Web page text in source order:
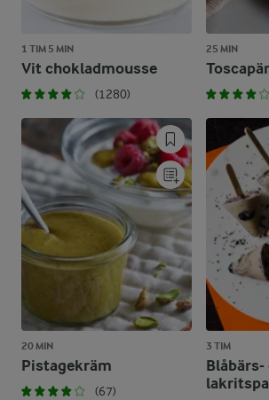
1 TIM 5 MIN
Vit chokladmousse
(1280)
25 MIN
20 MIN
Pistagekräm
(67)
3 TIM
Blåbärs-